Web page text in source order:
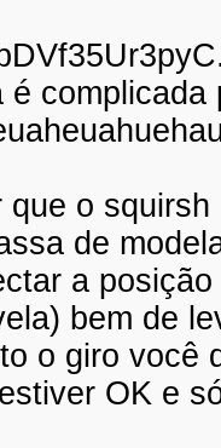
complicada
o
de
a
bem de
o giro você
OK e